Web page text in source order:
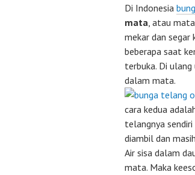
Di Indonesia
mata, atau
mekar dan segar
beberapa saat
terbuka. Di
dalam mata.
cara kedua
telangnya
diambil dan
Air sisa dalam
mata. Maka